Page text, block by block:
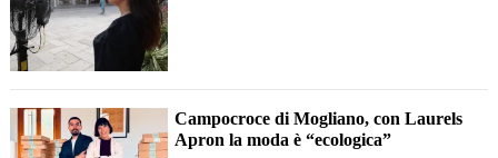
Campocroce di Mogliano, con Laurels
Apron la moda è “ecologica”